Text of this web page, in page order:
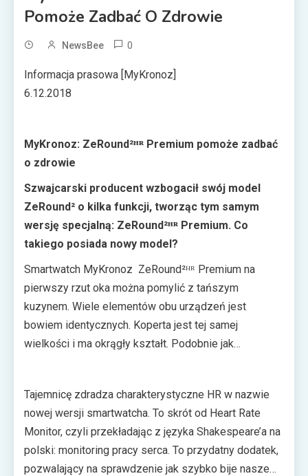
Pomoże Zadbać O Zdrowie
NewsBee 0
Informacja prasowa [MyKronoz]
6.12.2018
MyKronoz: ZeRound²ᴴᴿ Premium pomoże zadbać
o zdrowie
Szwajcarski producent wzbogacił swój model
ZeRound² o kilka funkcji, tworząc tym samym
wersję specjalną: ZeRound²ᴴᴿ Premium. Co
takiego posiada nowy model?
Smartwatch MyKronoz ZeRound²ᴴᴿ Premium na
pierwszy rzut oka można pomylić z tańszym
kuzynem. Wiele elementów obu urządzeń jest
bowiem identycznych. Koperta jest tej samej
wielkości i ma okrągły kształt. Podobnie jak
baterię o pojemności 260 mAh. Gdzie więc znajduje
się różnica?
Tajemnicę zdradza charakterystyczne HR w nazwie
nowej wersji smartwatcha. To skrót od Heart Rate
Monitor, czyli przekładając z języka Shakespeare’a na
polski: monitoring pracy serca. To przydatny dodatek,
pozwalający na sprawdzenie jak szybko bije nasze